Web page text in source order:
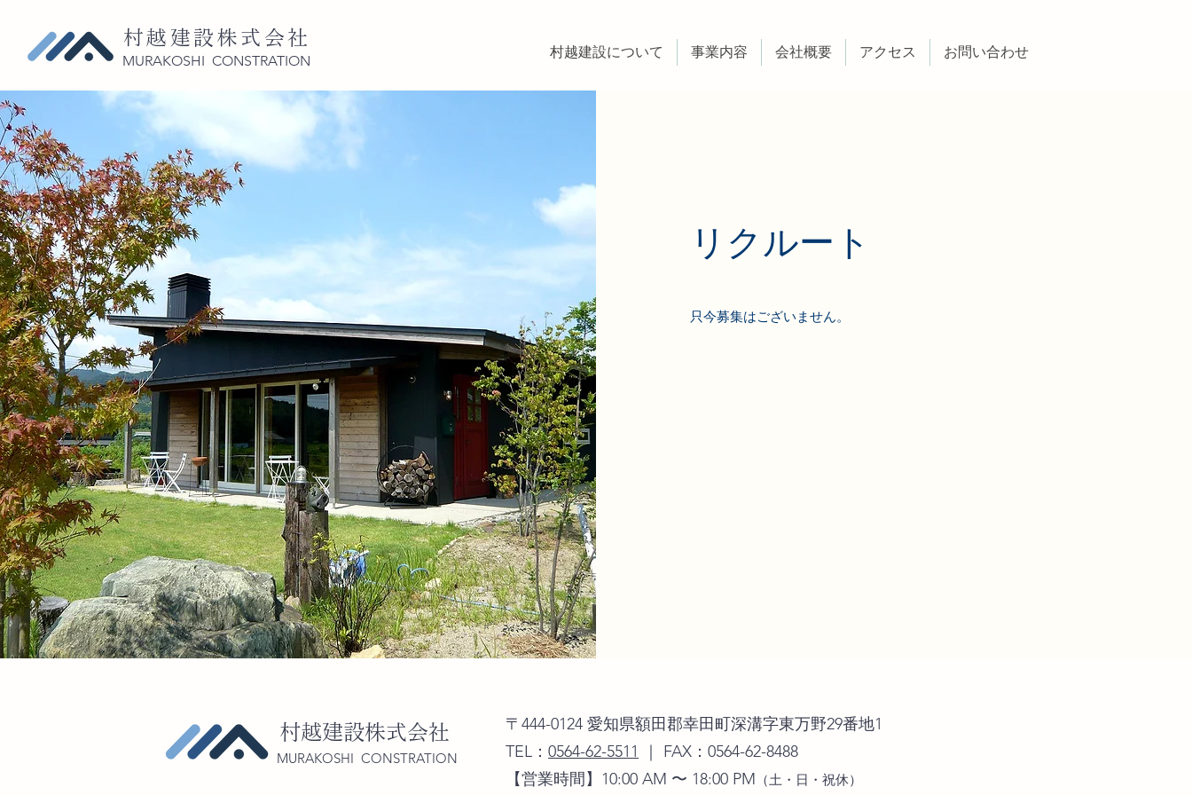
村越建設株式会社
MURAKOSHI CONSTRATION
村越建設について 事業内容 会社概要 アクセス お問い合わせ
リクルート
只今募集はございません。
村越建設株式会社
MURAKOSHI CONSTRATION
〒444-0124 愛知県額田郡幸田町深溝字東万野29番地1
TEL： 0564-62-5511 ｜ ​FAX：0564-62-8488
【営業時間】10:00 AM 〜 18:00 PM （土・日・祝休）